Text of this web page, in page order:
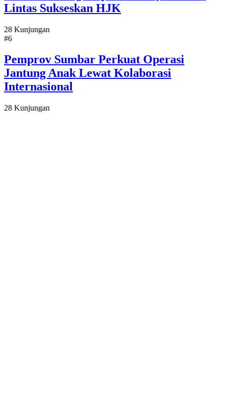
Lintas Sukseskan HJK
28 Kunjungan
#6
Pemprov Sumbar Perkuat Operasi
Jantung Anak Lewat Kolaborasi
Internasional
28 Kunjungan